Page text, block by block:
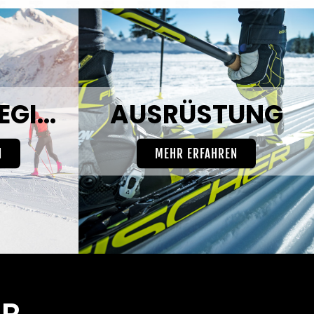
LANGLAUFREGIONEN AUSRÜSTUNG
MEHR ERFAHREN